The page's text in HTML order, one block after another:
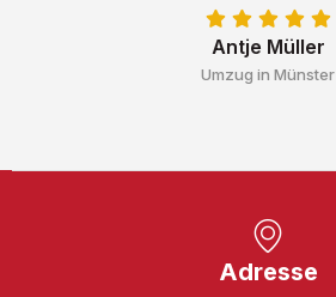
Antje Müller
Umzug in Münster
Adresse